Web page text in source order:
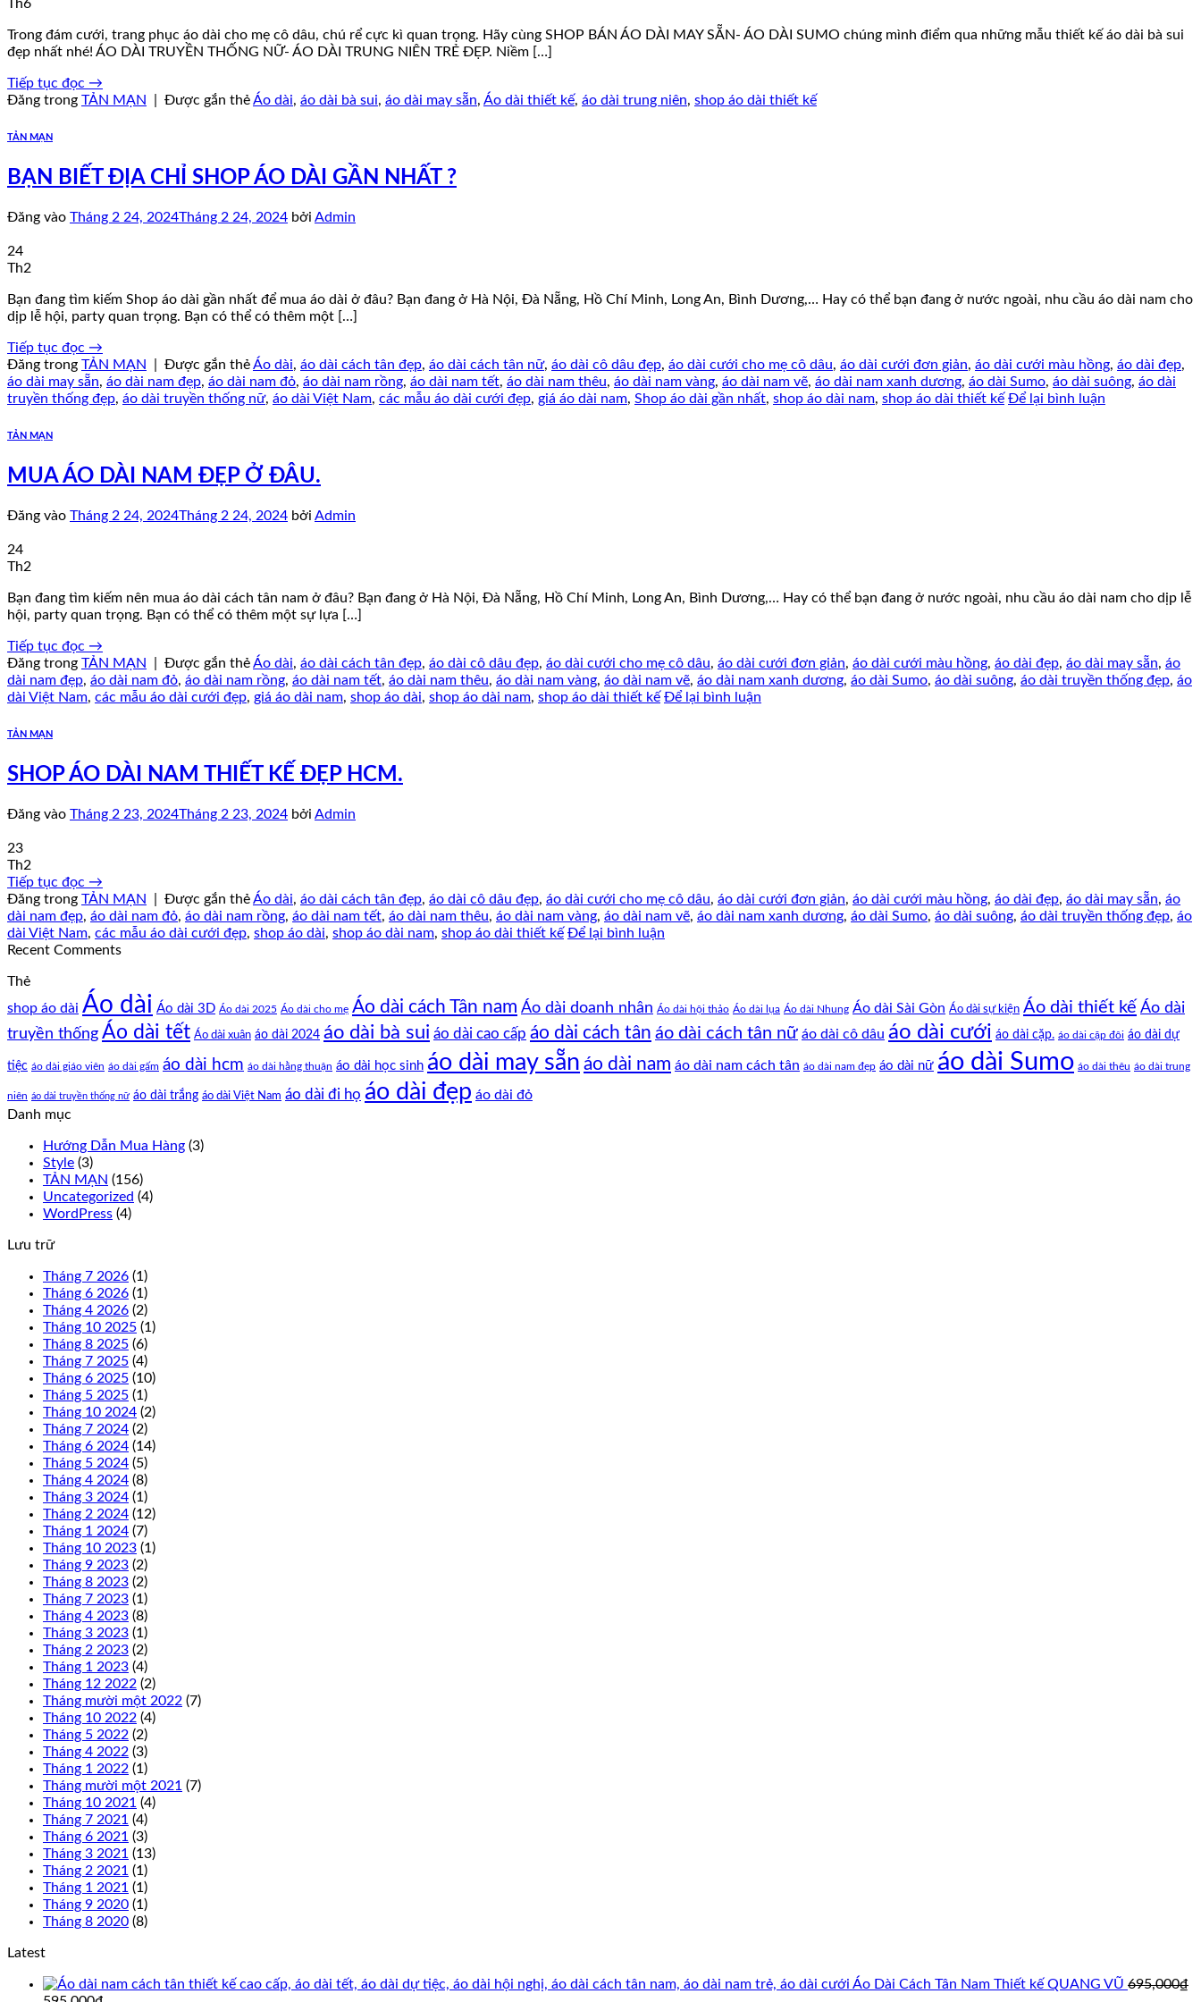
Th6
Trong đám cưới, trang phục áo dài cho mẹ cô dâu, chú rể cực kì quan trọng. Hãy cùng SHOP BÁN ÁO DÀI MAY SẴN- ÁO DÀI SUMO chúng mình điểm qua những mẫu thiết kế áo dài bà sui
đẹp nhất nhé! ÁO DÀI TRUYỀN THỐNG NỮ- ÁO DÀI TRUNG NIÊN TRẺ ĐẸP. Niềm […]
Tiếp tục đọc →
Đăng trong TẢN MẠN Được gắn thẻÁo dài, áo dài bà sui, áo dài may sẵn, Áo dài thiết kế, áo dài trung niên, shop áo dài thiết kế
TẢN MẠN
BẠN BIẾT ĐỊA CHỈ SHOP ÁO DÀI GẦN NHẤT ?
Đăng vào Tháng 2 24, 2024Tháng 2 24, 2024 bởi Admin
24
Th2
Bạn đang tìm kiếm Shop áo dài gần nhất để mua áo dài ở đâu? Bạn đang ở Hà Nội, Đà Nẵng, Hồ Chí Minh, Long An, Bình Dương,… Hay có thể bạn đang ở nước ngoài, nhu cầu áo dài nam cho
dịp lễ hội, party quan trọng. Bạn có thể có thêm một […]
Tiếp tục đọc →
Đăng trong TẢN MẠN Được gắn thẻÁo dài, áo dài cách tân đẹp, áo dài cách tân nữ, áo dài cô dâu đẹp, áo dài cưới cho mẹ cô dâu, áo dài cưới đơn giản, áo dài cưới màu hồng, áo dài đẹp,
áo dài may sẵn, áo dài nam đẹp, áo dài nam đỏ, áo dài nam rồng, áo dài nam tết, áo dài nam thêu, áo dài nam vàng, áo dài nam vẽ, áo dài nam xanh dương, áo dài Sumo, áo dài suông, áo dài
truyền thống đẹp, áo dài truyền thống nữ, áo dài Việt Nam, các mẫu áo dài cưới đẹp, giá áo dài nam, Shop áo dài gần nhất, shop áo dài nam, shop áo dài thiết kế Để lại bình luận
TẢN MẠN
MUA ÁO DÀI NAM ĐẸP Ở ĐÂU.
Đăng vào Tháng 2 24, 2024Tháng 2 24, 2024 bởi Admin
24
Th2
Bạn đang tìm kiếm nên mua áo dài cách tân nam ở đâu? Bạn đang ở Hà Nội, Đà Nẵng, Hồ Chí Minh, Long An, Bình Dương,… Hay có thể bạn đang ở nước ngoài, nhu cầu áo dài nam cho dịp lễ
hội, party quan trọng. Bạn có thể có thêm một sự lựa […]
Tiếp tục đọc →
Đăng trong TẢN MẠN Được gắn thẻÁo dài, áo dài cách tân đẹp, áo dài cô dâu đẹp, áo dài cưới cho mẹ cô dâu, áo dài cưới đơn giản, áo dài cưới màu hồng, áo dài đẹp, áo dài may sẵn, áo
dài nam đẹp, áo dài nam đỏ, áo dài nam rồng, áo dài nam tết, áo dài nam thêu, áo dài nam vàng, áo dài nam vẽ, áo dài nam xanh dương, áo dài Sumo, áo dài suông, áo dài truyền thống đẹp, áo
dài Việt Nam, các mẫu áo dài cưới đẹp, giá áo dài nam, shop áo dài, shop áo dài nam, shop áo dài thiết kế Để lại bình luận
TẢN MẠN
SHOP ÁO DÀI NAM THIẾT KẾ ĐẸP HCM.
Đăng vào Tháng 2 23, 2024Tháng 2 23, 2024 bởi Admin
23
Th2
Tiếp tục đọc →
Đăng trong TẢN MẠN Được gắn thẻÁo dài, áo dài cách tân đẹp, áo dài cô dâu đẹp, áo dài cưới cho mẹ cô dâu, áo dài cưới đơn giản, áo dài cưới màu hồng, áo dài đẹp, áo dài may sẵn, áo
dài nam đẹp, áo dài nam đỏ, áo dài nam rồng, áo dài nam tết, áo dài nam thêu, áo dài nam vàng, áo dài nam vẽ, áo dài nam xanh dương, áo dài Sumo, áo dài suông, áo dài truyền thống đẹp, áo
dài Việt Nam, các mẫu áo dài cưới đẹp, shop áo dài, shop áo dài nam, shop áo dài thiết kế Để lại bình luận
Recent Comments
Thẻ
shop áo dài Áo dài Áo dài 3D Áo dài 2025 Áo dài cho mẹ Áo dài cách Tân nam Áo dài doanh nhân Áo dài hội thảo Áo dài lụa Áo dài Nhung Áo dài Sài Gòn Áo dài sự kiện Áo dài thiết kế Áo dài
truyền thống Áo dài tết Áo dài xuân áo dài 2024 áo dài bà sui áo dài cao cấp áo dài cách tân áo dài cách tân nữ áo dài cô dâu áo dài cưới áo dài cặp. áo dài cặp đôi áo dài dự
tiệc áo dài giáo viên áo dài gấm áo dài hcm áo dài hằng thuận áo dài học sinh áo dài may sẵn áo dài nam áo dài nam cách tân áo dài nam đẹp áo dài nữ áo dài Sumo áo dài thêu áo dài trung
niên áo dài truyền thống nữ áo dài trắng áo dài Việt Nam áo dài đi họ áo dài đẹp áo dài đỏ
Danh mục
Hướng Dẫn Mua Hàng (3)
Style (3)
TẢN MẠN (156)
Uncategorized (4)
WordPress (4)
Lưu trữ
Tháng 7 2026 (1)
Tháng 6 2026 (1)
Tháng 4 2026 (2)
Tháng 10 2025 (1)
Tháng 8 2025 (6)
Tháng 7 2025 (4)
Tháng 6 2025 (10)
Tháng 5 2025 (1)
Tháng 10 2024 (2)
Tháng 7 2024 (2)
Tháng 6 2024 (14)
Tháng 5 2024 (5)
Tháng 4 2024 (8)
Tháng 3 2024 (1)
Tháng 2 2024 (12)
Tháng 1 2024 (7)
Tháng 10 2023 (1)
Tháng 9 2023 (2)
Tháng 8 2023 (2)
Tháng 7 2023 (1)
Tháng 4 2023 (8)
Tháng 3 2023 (1)
Tháng 2 2023 (2)
Tháng 1 2023 (4)
Tháng 12 2022 (2)
Tháng mười một 2022 (7)
Tháng 10 2022 (4)
Tháng 5 2022 (2)
Tháng 4 2022 (3)
Tháng 1 2022 (1)
Tháng mười một 2021 (7)
Tháng 10 2021 (4)
Tháng 7 2021 (4)
Tháng 6 2021 (3)
Tháng 3 2021 (13)
Tháng 2 2021 (1)
Tháng 1 2021 (1)
Tháng 9 2020 (1)
Tháng 8 2020 (8)
Latest
Áo Dài Cách Tân Nam Thiết kế QUANG VŨ 695,000₫